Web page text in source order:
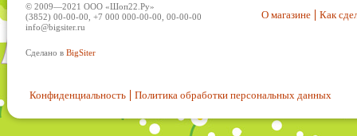
© 2009—2021 ООО «Шоп22.Ру»
(3852) 00-00-00, +7 000 000-00-00, 00-00-00
info@bigsiter.ru
Сделано в BigSiter
О магазине Как
Конфиденциальность Политика обработки персональных данных